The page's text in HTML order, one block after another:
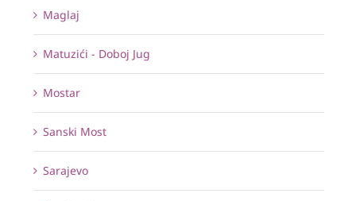
Maglaj
Matuzići - Doboj Jug
Mostar
Sanski Most
Sarajevo